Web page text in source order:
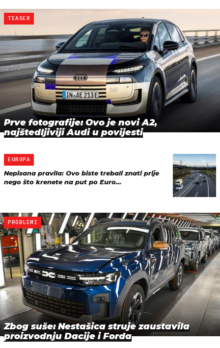
TEASER
Prve fotografije: Ovo je novi A2,
najštedljiviji Audi u povijesti
EUROPA
Nepisana pravila: Ovo biste trebali znati prije
nego što krenete na put po Euro…
PROBLEMI
Zbog suše: Nestašica struje zaustavila
proizvodnju Dacije i Forda